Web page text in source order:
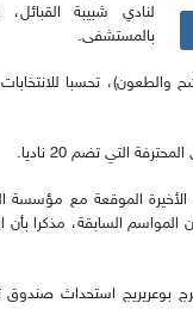
لنادي شبيبة
بالمستشفى.
والطعون)، تحسبا
التي تضم 20 ناديا.
الأخيرة الموقعة مع مؤسسة
السابقة، مذكرا بأن
بوعريريج استحداث صندوق